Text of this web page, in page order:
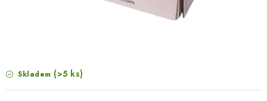
Reklamace a vrácení zboží
Skladem (>5 ks)